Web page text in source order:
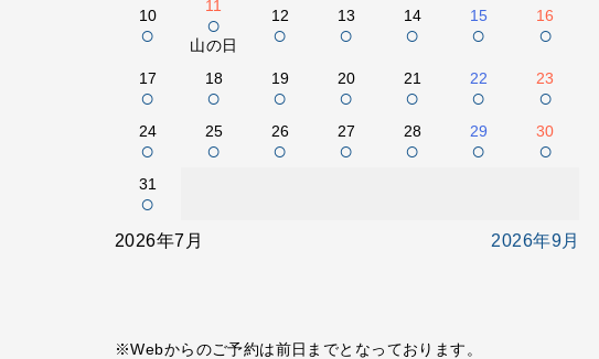
10
○
11
○
山の日
12
○
13
○
14
○
15
○
16
○
17
○
18
○
19
○
20
○
21
○
22
○
23
○
24
○
25
○
26
○
27
○
28
○
29
○
30
○
31
○
2026年7月 2026年9月
※Webからのご予約は前日までとなっております。